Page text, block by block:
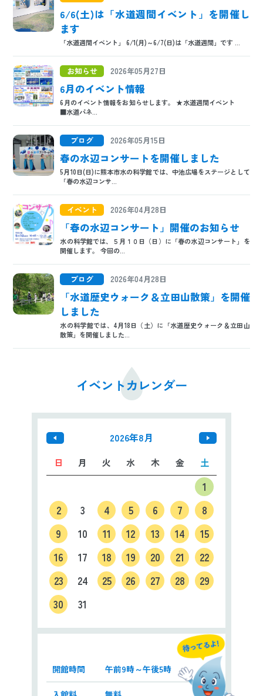
6/6(土)は「水道週間イベント」を開催し
ます
「水道週間イベント」 6/1(月)～6/7(日)は「水道週間」です ...
お知らせ 2026年05月27日
6月のイベント情報
6月のイベント情報をお知らせします。 ★水道週間イベント
■水道パネ...
ブログ 2026年05月15日
春の水辺コンサートを開催しました
5月10日(日)に熊本市水の科学館では、中池広場をステージとして
「春の水辺コンサ...
イベント 2026年04月28日
「春の水辺コンサート」開催のお知らせ
水の科学館では、５月１０日（日）に「春の水辺コンサート」を
開催します。 今回の...
ブログ 2026年04月28日
「水道歴史ウォーク＆立田山散策」を開催
しました
水の科学館では、4月18日（土）に「水道歴史ウォーク＆立田山
散策」を開催しました...
イベントカレンダー
2026年8月
日 月 火 水 木 金 土
1
2
3 4 5 6 7
8
9
10 11 12 13 14
15
16
17 18 19 20 21
22
23
24 25 26 27 28
29
30
31
開館時間 午前9時～午後5時